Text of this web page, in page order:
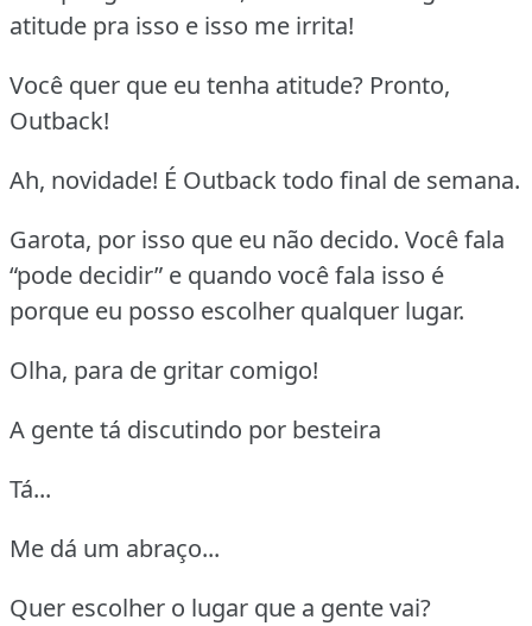
atitude pra isso e isso me irrita!
Você quer que eu tenha atitude? Pronto,
Outback!
Ah, novidade! É Outback todo final de semana.
Garota, por isso que eu não decido. Você fala
“pode decidir” e quando você fala isso é
porque eu posso escolher qualquer lugar.
Olha, para de gritar comigo!
A gente tá discutindo por besteira
Tá...
Me dá um abraço...
Quer escolher o lugar que a gente vai?